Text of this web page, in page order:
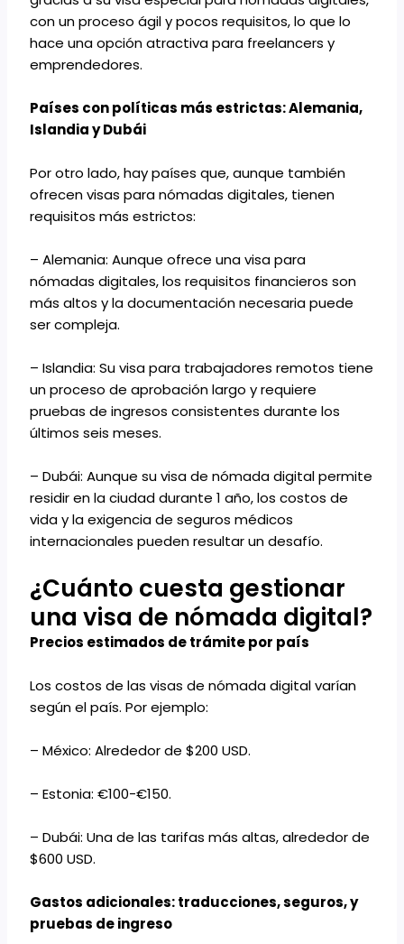
con un proceso ágil y pocos requisitos, lo que lo
hace una opción atractiva para freelancers y
emprendedores.
Países con políticas más estrictas: Alemania,
Islandia y Dubái
Por otro lado, hay países que, aunque también
ofrecen visas para nómadas digitales, tienen
requisitos más estrictos:
– Alemania: Aunque ofrece una visa para
nómadas digitales, los requisitos financieros son
más altos y la documentación necesaria puede
ser compleja.
– Islandia: Su visa para trabajadores remotos tiene
un proceso de aprobación largo y requiere
pruebas de ingresos consistentes durante los
últimos seis meses.
– Dubái: Aunque su visa de nómada digital permite
residir en la ciudad durante 1 año, los costos de
vida y la exigencia de seguros médicos
internacionales pueden resultar un desafío.
¿Cuánto cuesta gestionar
una visa de nómada digital?
Precios estimados de trámite por país
Los costos de las visas de nómada digital varían
según el país. Por ejemplo:
– México: Alrededor de $200 USD.
– Estonia: €100-€150.
– Dubái: Una de las tarifas más altas, alrededor de
$600 USD.
Gastos adicionales: traducciones, seguros, y
pruebas de ingreso